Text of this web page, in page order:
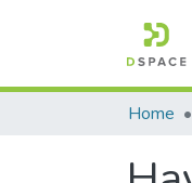
Home